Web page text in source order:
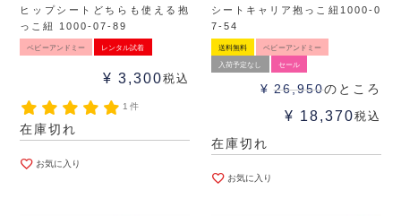
ヒップシートどちらも使える抱
っこ紐 1000-07-89
ベビーアンドミー レンタル試着
¥ 3,300税込
1件
在庫切れ
お気に入り
シートキャリア抱っこ紐1000-0
7-54
送料無料 ベビーアンドミー
入荷予定なし セール
¥ 26,950のところ
¥ 18,370税込
在庫切れ
お気に入り